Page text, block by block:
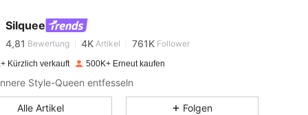
Silquee
4,81 Bewertung 4K Artikel 761K Follower
4,81 4K 761K
Kürzlich verkauft 500K+ Erneut kaufen
Style-Queen entfesseln
Alle Artikel Folgen